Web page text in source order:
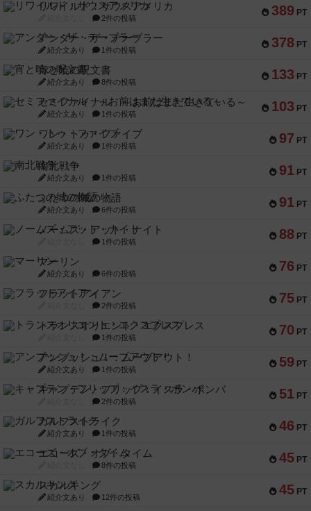
389 PT
リワイルド：サウスアメリカ
2件の投稿
378 PT
アンダー・ザ・テーブラー
紹介文あり 1件の投稿
133 PT
宵と暁の呪文書
紹介文あり 8件の投稿
103 PT
セミファイナル ～お前はまだ生きている～
紹介文あり 1件の投稿
97 PT
ワン・トゥ・ファイブ
紹介文あり 1件の投稿
91 PT
南北戦争
紹介文あり 1件の投稿
91 PT
ふたつの城の物語
紹介文あり 6件の投稿
88 PT
ノームズ・アット・ナイト
1件の投稿
76 PT
マーリン
紹介文あり 6件の投稿
75 PT
フラットアイアン
2件の投稿
70 PT
トランスオリエント・エクスプレス
1件の投稿
59 PT
アンブッシュ！：ムーブアウト！
紹介文あり 1件の投稿
51 PT
キャプテン・フリップ：イスラ・ボンバ
2件の投稿
46 PT
ガルフストライク
紹介文あり 1件の投稿
45 PT
エコーズ・オブ・タイム
8件の投稿
45 PT
スカルキング
紹介文あり 12件の投稿